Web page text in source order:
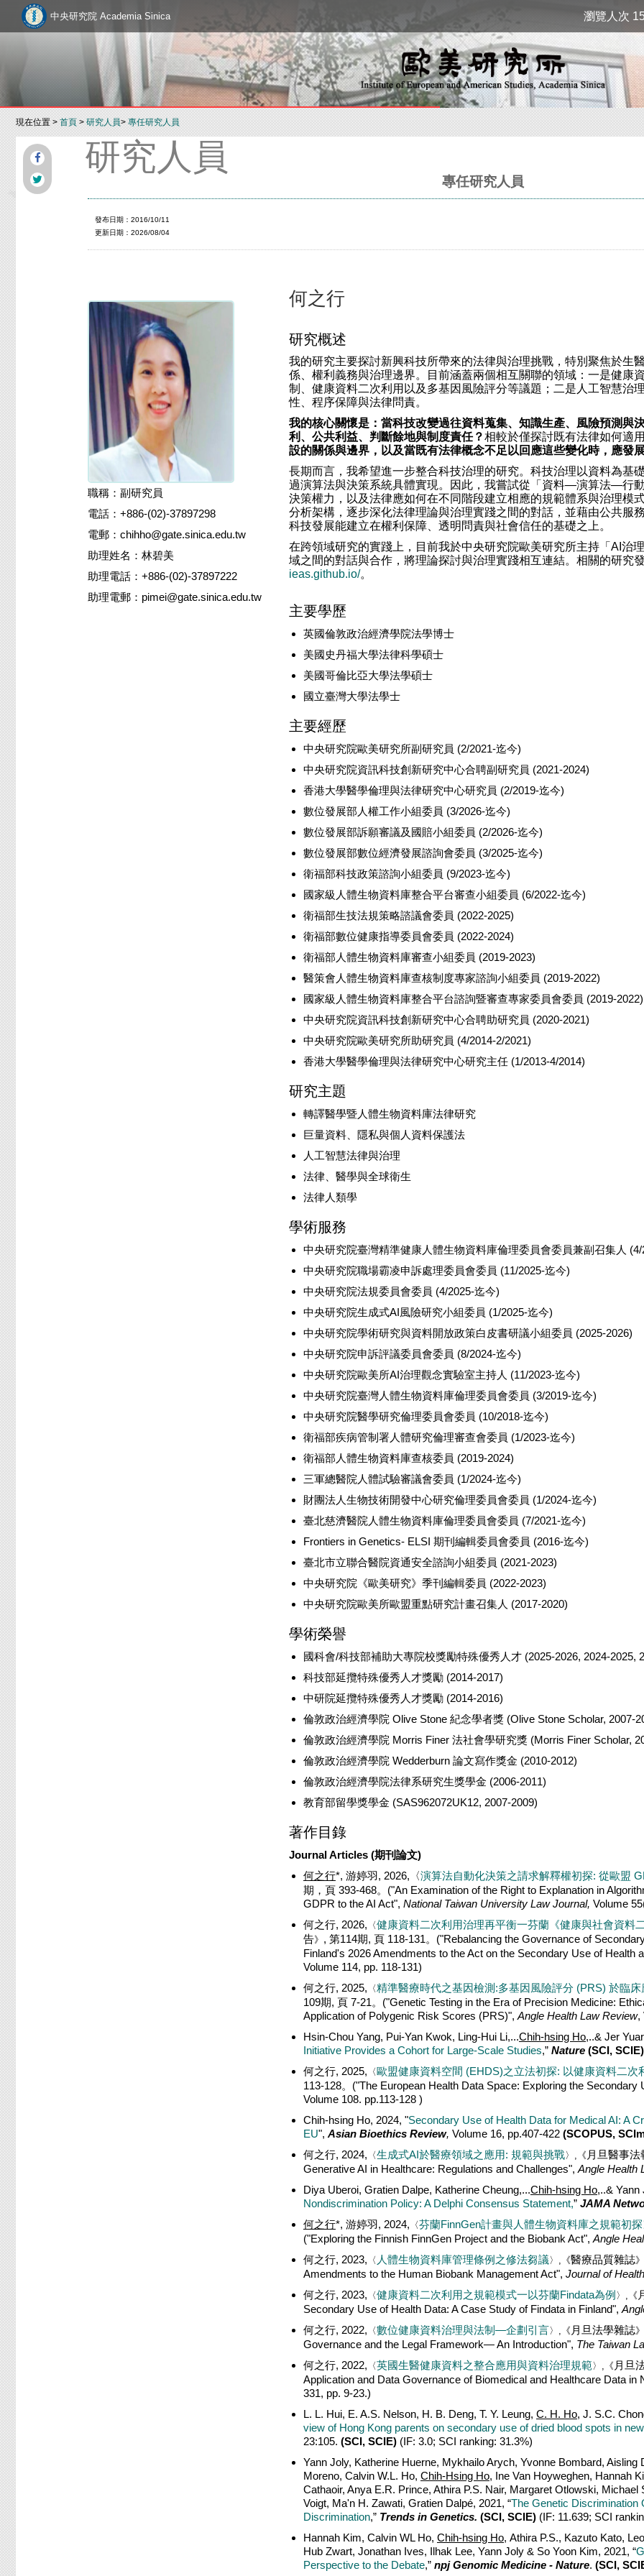
中央研究院 Academia Sinica 瀏覽人次
現在位置 >首頁>研究人員>專任研究人員
研究人員
專任研究人員
發布日期：2016/10/11
更新日期：2026/08/04
職稱：副研究員
電話：+886-(02)-37897298
電郵：chihho@gate.sinica.edu.tw
助理姓名：林碧美
助理電話：+886-(02)-37897222
助理電郵：pimei@gate.sinica.edu.tw
何之行
研究概述
我的研究主要探討新興科技所帶來的法律與治理挑戰，特別聚焦於生
係、權利義務與治理邊界。目前涵蓋兩個相互關聯的領域：一是健康
制、健康資料二次利用以及多基因風險評分等議題；二是人工智慧治
性、程序保障與法律問責。
我的核心關懷是：當科技改變過往資料蒐集、知識生產、風險預測與
利、公共利益、判斷餘地與制度責任？相較於僅探討既有法律如何適
設的關係與邊界，以及當既有法律概念不足以回應這些變化時，應發
長期而言，我希望進一步整合科技治理的研究。科技治理以資料為基
過演算法與決策系統具體實現。因此，我嘗試從「資料—演算法—行
決策權力，以及法律應如何在不同階段建立相應的規範體系與治理模
分析架構，逐步深化法律理論與治理實踐之間的對話，並藉由公共服
科技發展能建立在權利保障、透明問責與社會信任的基礎之上。
在跨領域研究的實踐上，目前我於中央研究院歐美研究所主持「AI治
域之間的對話與合作，將理論探討與治理實踐相互連結。相關的研究
ieas.github.io/。
主要學歷
英國倫敦政治經濟學院法學博士
美國史丹福大學法律科學碩士
美國哥倫比亞大學法學碩士
國立臺灣大學法學士
主要經歷
中央研究院歐美研究所副研究員 (2/2021-迄今)
中央研究院資訊科技創新研究中心合聘副研究員 (2021-2024)
香港大學醫學倫理與法律研究中心研究員 (2/2019-迄今)
數位發展部人權工作小組委員 (3/2026-迄今)
數位發展部訴願審議及國賠小組委員 (2/2026-迄今)
數位發展部數位經濟發展諮詢會委員 (3/2025-迄今)
衛福部科技政策諮詢小組委員 (9/2023-迄今)
國家級人體生物資料庫整合平台審查小組委員 (6/2022-迄今)
衛福部生技法規策略諮議會委員 (2022-2025)
衛福部數位健康指導委員會委員 (2022-2024)
衛福部人體生物資料庫審查小組委員 (2019-2023)
醫策會人體生物資料庫查核制度專家諮詢小組委員 (2019-2022)
國家級人體生物資料庫整合平台諮詢暨審查專家委員會委員 (2019-2022)
中央研究院資訊科技創新研究中心合聘助研究員 (2020-2021)
中央研究院歐美研究所助研究員 (4/2014-2/2021)
香港大學醫學倫理與法律研究中心研究主任 (1/2013-4/2014)
研究主題
轉譯醫學暨人體生物資料庫法律研究
巨量資料、隱私與個人資料保護法
人工智慧法律與治理
法律、醫學與全球衛生
法律人類學
學術服務
中央研究院臺灣精準健康人體生物資料庫倫理委員會委員兼副召集人 (4/
中央研究院職場霸凌申訴處理委員會委員 (11/2025-迄今)
中央研究院法規委員會委員 (4/2025-迄今)
中央研究院生成式AI風險研究小組委員 (1/2025-迄今)
中央研究院學術研究與資料開放政策白皮書研議小組委員 (2025-2026)
中央研究院申訴評議委員會委員 (8/2024-迄今)
中央研究院歐美所AI治理觀念實驗室主持人 (11/2023-迄今)
中央研究院臺灣人體生物資料庫倫理委員會委員 (3/2019-迄今)
中央研究院醫學研究倫理委員會委員 (10/2018-迄今)
衛福部疾病管制署人體研究倫理審查會委員 (1/2023-迄今)
衛福部人體生物資料庫查核委員 (2019-2024)
三軍總醫院人體試驗審議會委員 (1/2024-迄今)
財團法人生物技術開發中心研究倫理委員會委員 (1/2024-迄今)
臺北慈濟醫院人體生物資料庫倫理委員會委員 (7/2021-迄今)
Frontiers in Genetics- ELSI 期刊編輯委員會委員 (2016-迄今)
臺北市立聯合醫院資通安全諮詢小組委員 (2021-2023)
中央研究院《歐美研究》季刊編輯委員 (2022-2023)
中央研究院歐美所歐盟重點研究計畫召集人 (2017-2020)
學術榮譽
國科會/科技部補助大專院校獎勵特殊優秀人才 (2025-2026, 2024-2025,
科技部延攬特殊優秀人才獎勵 (2014-2017)
中研院延攬特殊優秀人才獎勵 (2014-2016)
倫敦政治經濟學院 Olive Stone 紀念學者獎 (Olive Stone Scholar, 2007-
倫敦政治經濟學院 Morris Finer 法社會學研究獎 (Morris Finer Scholar,
倫敦政治經濟學院 Wedderburn 論文寫作獎金 (2010-2012)
倫敦政治經濟學院法律系研究生獎學金 (2006-2011)
教育部留學獎學金 (SAS962072UK12, 2007-2009)
著作目錄
Journal Articles (期刊論文)
何之行*, 游婷羽, 2026,〈演算法自動化決策之請求解釋權初探: 從歐盟
期，頁 393-468。 ("An Examination of the Right to Explanation in
GDPR to the AI Act", National Taiwan University Law Journal, Volume
何之行, 2026, 〈健康資料二次利用治理再平衡一芬蘭 《健康與社會資料
告》 , 第114期, 頁 118-131。 ("Rebalancing the Governance of
Finland's 2026 Amendments to the Act on the Secondary Use of Health
Volume 114, pp. 118-131)
何之行, 2025, 〈精準醫療時代之基因檢測:多基因風險評分 (PRS) 於臨
109期, 頁 7-21。 ("Genetic Testing in the Era of Precision Medicine:
Application of Polygenic Risk Scores (PRS)", Angle Health Law Review,
Hsin-Chou Yang, Pui-Yan Kwok, Ling-Hui Li,...Chih-hsing Ho,..& Jer
Initiative Provides a Cohort for Large-Scale Studies,” Nature (SCI, SCIE)
何之行, 2025, 〈歐盟健康資料空間 (EHDS)之立法初探: 以健康資料二次
113-128。 ("The European Health Data Space: Exploring the Secondary
Volume 108. pp.113-128 )
Chih-hsing Ho, 2024, "Secondary Use of Health Data for Medical AI: A
EU", Asian Bioethics Review, Volume 16, pp.407-422 (SCOPUS,
何之行, 2024, 〈生成式AI於醫療領域之應用: 規範與挑戰〉,《 月旦醫事法
Generative AI in Healthcare: Regulations and Challenges", Angle Health
Diya Uberoi, Gratien Dalpe, Katherine Cheung,...Chih-hsing Ho,..& Yann
Nondiscrimination Policy: A Delphi Consensus Statement,” JAMA
何之行*, 游婷羽, 2024, 〈芬蘭FinnGen計畫與人體生物資料庫之規範初探
("Exploring the Finnish FinnGen Project and the Biobank Act", Angle
何之行, 2023, 〈 人體生物資料庫管理條例之修法芻議 〉,《醫療品質雜誌》
Amendments to the Human Biobank Management Act", Journal of
何之行, 2023, 〈健康資料二次利用之規範模式一以芬蘭Findata為例 〉,《
Secondary Use of Health Data: A Case Study of Findata in Finland",
何之行, 2022, 〈數位健康資料治理與法制 —企劃引言〉,《 月旦法學雜誌》
Governance and the Legal Framework— An Introduction", The Taiwan
何之行, 2022, 〈英國生醫健康資料之整合應用與資料治理規範 〉,《 月旦
Application and Data Governance of Biomedical and Healthcare Data in
331, pp. 9-23.)
L. L. Hui, E. A.S. Nelson, H. B. Deng, T. Y. Leung, C. H. Ho, J. S.C.
view of Hong Kong parents on secondary use of dried blood spots in
23:105. (SCI, SCIE) (IF: 3.0; SCI ranking: 31.3%)
Yann Joly, Katherine Huerne, Mykhailo Arych, Yvonne Bombard,
Moreno, Calvin W.L. Ho, Chih-Hsing Ho, Ine Van Hoyweghen, Hannah
Cathaoir, Anya E.R. Prince, Athira P.S. Nair, Margaret Otlowski,
Voigt, Ma'n H. Zawati, Gratien Dalpé, 2021, “The Genetic Discrimination
Discrimination,” Trends in Genetics. (SCI, SCIE) (IF: 11.639; SCI
Hannah Kim, Calvin WL Ho, Chih-hsing Ho, Athira P.S., Kazuto Kato,
Hub Zwart, Jonathan Ives, Ilhak Lee, Yann Joly & So Yoon Kim, 2021, “
Perspective to the Debate,” npj Genomic Medicine - Nature. (SCI,